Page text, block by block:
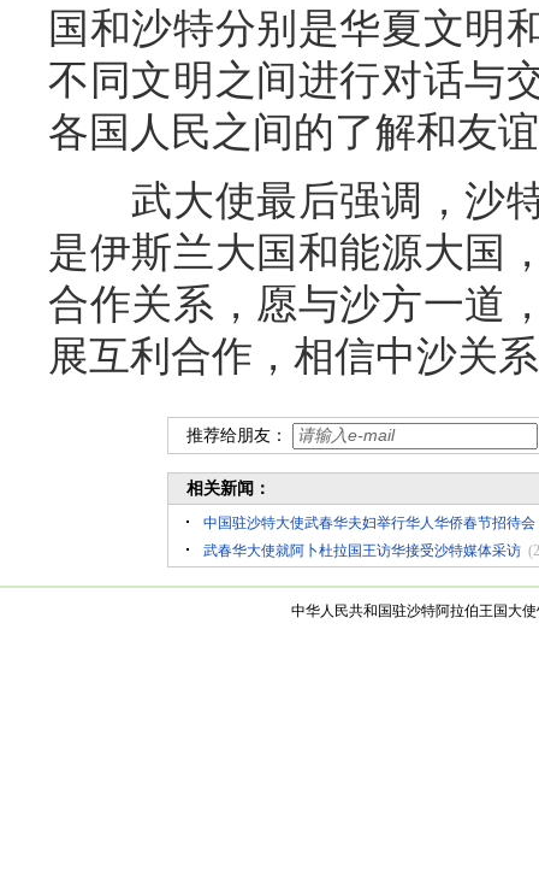
国和沙特分别是华夏文明
不同文明之间进行对话与
各国人民之间的了解和友
武大使最后强调，沙特
是伊斯兰大国和能源大国
合作关系，愿与沙方一道
展互利合作，相信中沙关
推荐给朋友：
相关新闻：
中国驻沙特大使武春华夫妇举行华人华侨春节招待会
武春华大使就阿卜杜拉国王访华接受沙特媒体采访
中华人民共和国驻沙特阿拉伯王国大使